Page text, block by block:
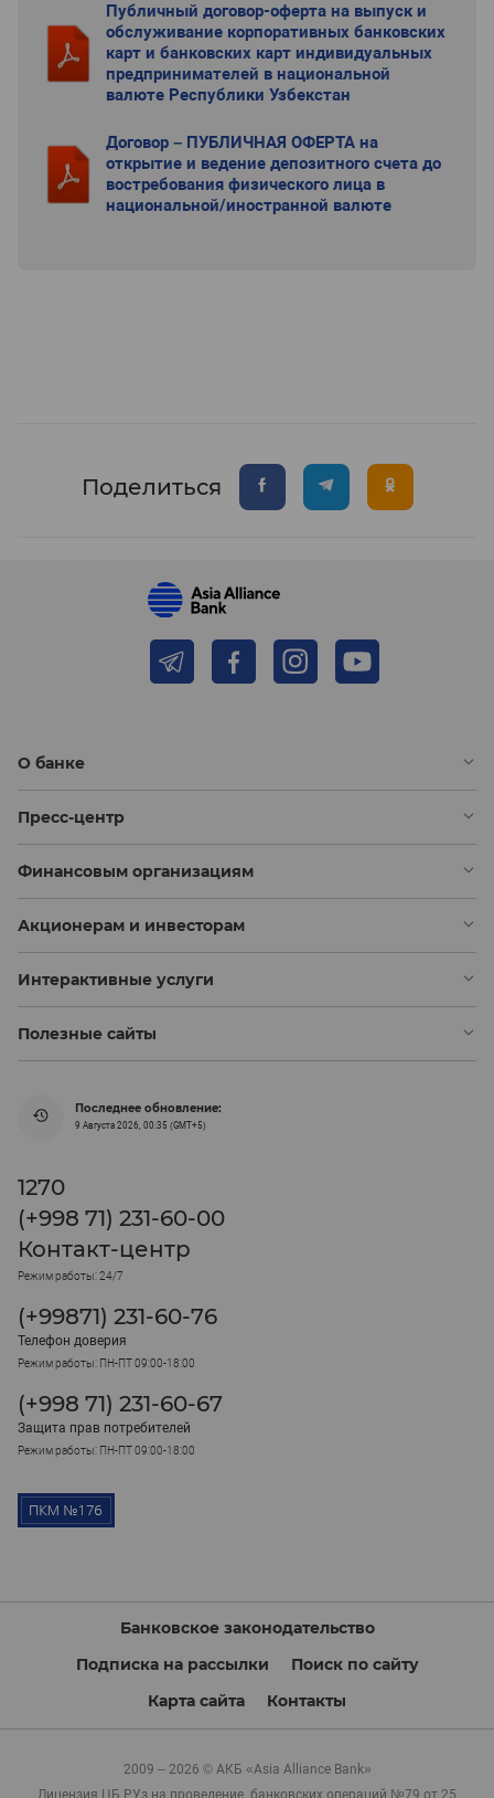
Публичный договор-оферта на выпуск и
обслуживание корпоративных банковских
карт и банковских карт индивидуальных
предпринимателей в национальной
валюте Республики Узбекстан
Договор – ПУБЛИЧНАЯ ОФЕРТА на
открытие и ведение депозитного счета до
востребования физического лица в
национальной/иностранной валюте
Поделиться
О банке
Пресс-центр
Финансовым организациям
Акционерам и инвесторам
Интерактивные услуги
Полезные сайты
Последнее обновление:
9 Августа 2026, 00:35 (GMT+5)
1270
(+998 71) 231-60-00
Контакт-центр
Режим работы: 24/7
(+99871) 231-60-76
Телефон доверия
Режим работы: ПН-ПТ 09:00-18:00
(+998 71) 231-60-67
Защита прав потребителей
Режим работы: ПН-ПТ 09:00-18:00
Банковское законодательство
Подписка на рассылки
Поиск по сайту
Карта сайта
Контакты
2009 – 2026 © АКБ «Asia Alliance Bank»
Лицензия ЦБ РУз на проведение банковских операций №79 от 25